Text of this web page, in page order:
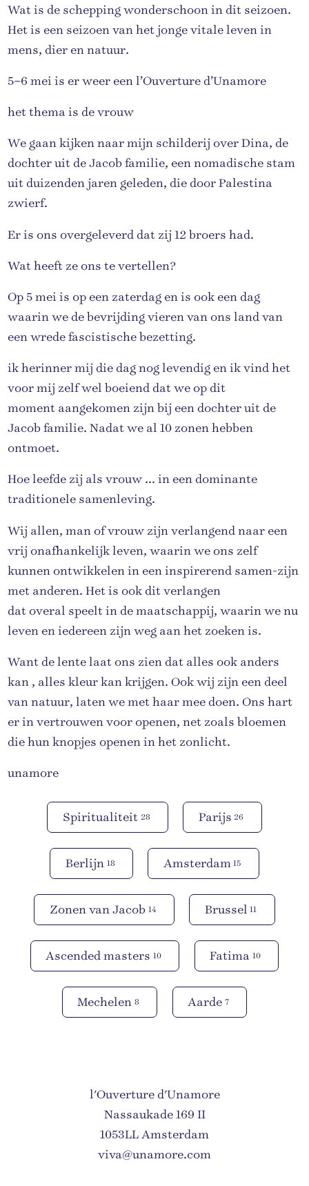
Wat is de schepping wonderschoon in dit seizoen.
Het is een seizoen van het jonge vitale leven in
mens, dier en natuur.
5–6 mei is er weer een l’Ouverture d’Unamore
het thema is de vrouw
We gaan kijken naar mijn schilderij over Dina, de
dochter uit de Jacob familie, een nomadische stam
uit duizenden jaren geleden, die door Palestina
zwierf.
Er is ons overgeleverd dat zij 12 broers had.
Wat heeft ze ons te vertellen?
Op 5 mei is op een zaterdag en is ook een dag
waarin we de bevrijding vieren van ons land van
een wrede fascistische bezetting.
ik herinner mij die dag nog levendig en ik vind het
voor mij zelf wel boeiend dat we op dit
moment aangekomen zijn bij een dochter uit de
Jacob familie. Nadat we al 10 zonen hebben
ontmoet.
Hoe leefde zij als vrouw ... in een dominante
traditionele samenleving.
Wij allen, man of vrouw zijn verlangend naar een
vrij onafhankelijk leven, waarin we ons zelf
kunnen ontwikkelen in een inspirerend samen-zijn
met anderen. Het is ook dit verlangen
dat overal speelt in de maatschappij, waarin we nu
leven en iedereen zijn weg aan het zoeken is.
Want de lente laat ons zien dat alles ook anders
kan , alles kleur kan krijgen. Ook wij zijn een deel
van natuur, laten we met haar mee doen. Ons hart
er in vertrouwen voor openen, net zoals bloemen
die hun knopjes openen in het zonlicht.
unamore
Spiritualiteit 28 Parijs 26
Berlijn 18 Amsterdam 15
Zonen van Jacob 14 Brussel 11
Ascended masters 10 Fatima 10
Mechelen 8 Aarde 7
l'Ouverture d'Unamore
Nassaukade 169 II
1053LL Amsterdam
viva@unamore.com